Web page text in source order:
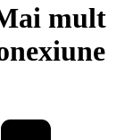
mult